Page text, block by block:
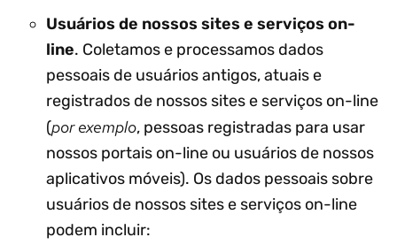
Usuários de nossos sites e serviços on-
line. Coletamos e processamos dados
pessoais de usuários antigos, atuais e
registrados de nossos sites e serviços on-line
(por exemplo, pessoas registradas para usar
nossos portais on-line ou usuários de nossos
aplicativos móveis). Os dados pessoais sobre
usuários de nossos sites e serviços on-line
podem incluir: